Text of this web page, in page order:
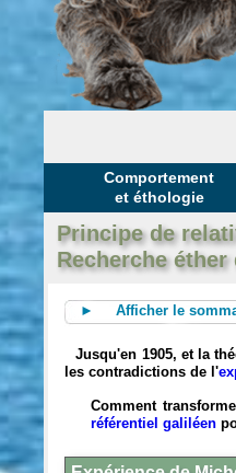
Comportement
et éthologie
Principe de
Recherche
► Afficher le
Jusqu'en 1905, et la
les contradictions de l'
Comment
référentiel galiléen